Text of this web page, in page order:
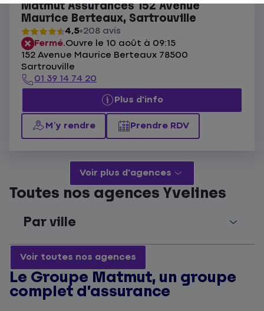
Matmut Assurances 152 Avenue
Maurice Berteaux, Sartrouville
4,5 208 avis
Fermé.Ouvre le 10 août à 09:15
152 Avenue Maurice Berteaux 78500
Sartrouville
01 39 14 74 20
Plus d'info
M’y rendre Prendre RDV
Voir plus d'agences
Toutes nos agences Yvelines
Par ville
Voir toutes nos agences
Le Groupe Matmut, un groupe
complet d’assurance